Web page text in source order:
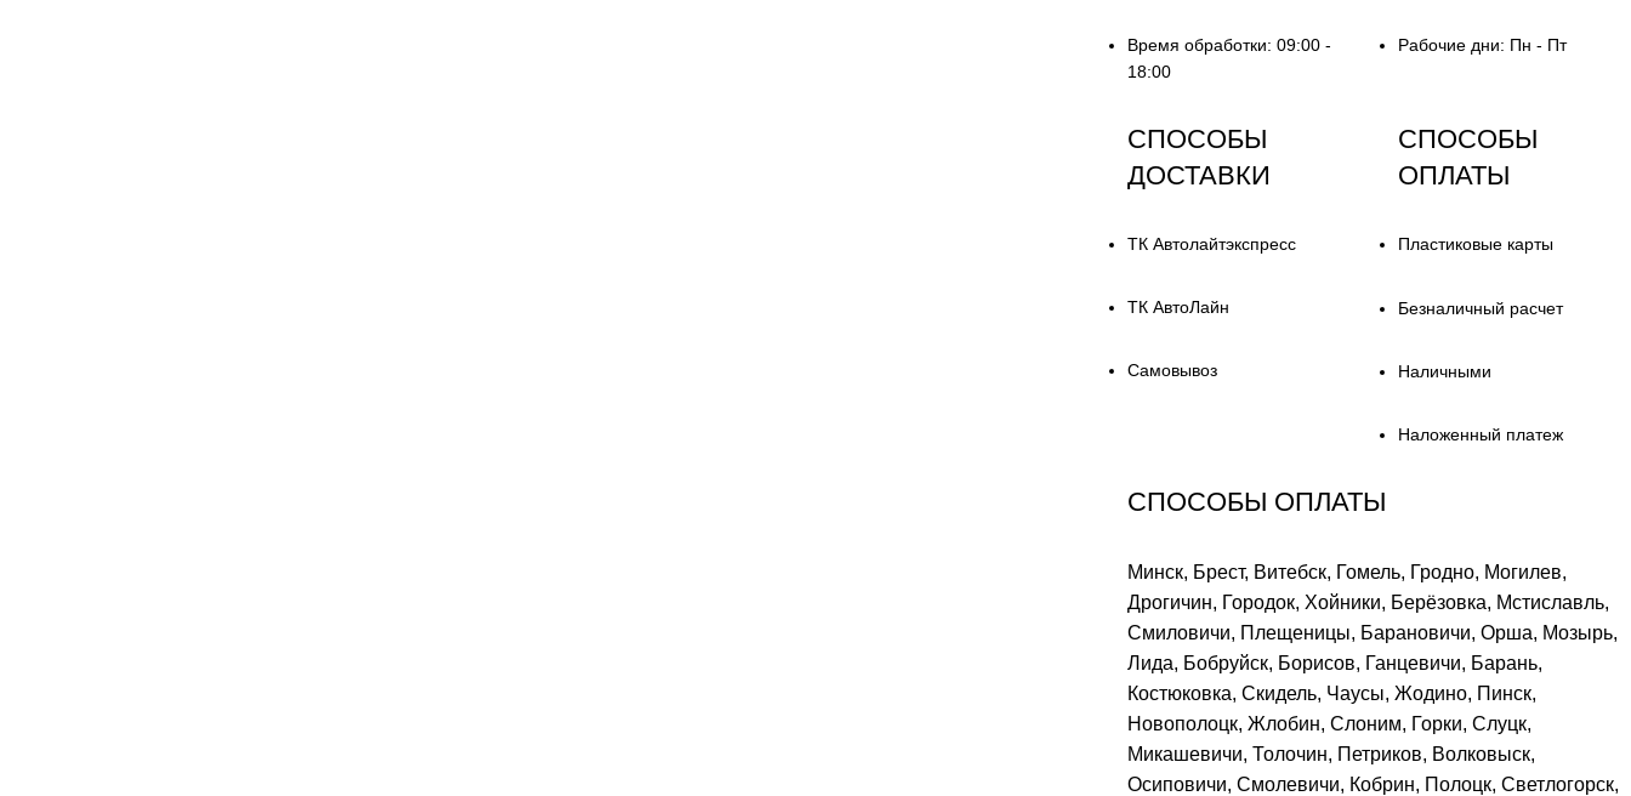
Время обработки: 09:00 -
18:00
Рабочие дни: Пн - Пт
СПОСОБЫ
ДОСТАВКИ
ТК Автолайтэкспресс
ТК АвтоЛайн
Самовывоз
СПОСОБЫ
ОПЛАТЫ
Пластиковые карты
Безналичный расчет
Наличными
Наложенный платеж
СПОСОБЫ ОПЛАТЫ
Минск, Брест, Витебск, Гомель, Гродно, Могилев,
Дрогичин, Городок, Хойники, Берёзовка, Мстиславль,
Смиловичи, Плещеницы, Барановичи, Орша, Мозырь,
Лида, Бобруйск, Борисов, Ганцевичи, Барань,
Костюковка, Скидель, Чаусы, Жодино, Пинск,
Новополоцк, Жлобин, Слоним, Горки, Слуцк,
Микашевичи, Толочин, Петриков, Волковыск,
Осиповичи, Смолевичи, Кобрин, Полоцк, Светлогорск,